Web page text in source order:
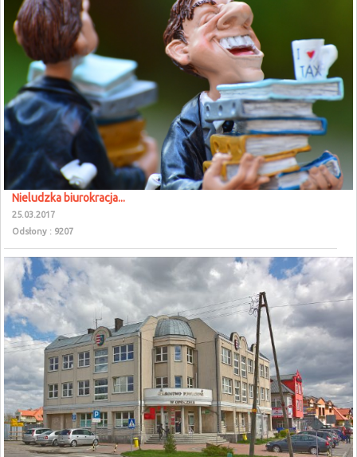
Nieludzka biurokracja...
25.03.2017
Odsłony : 9207